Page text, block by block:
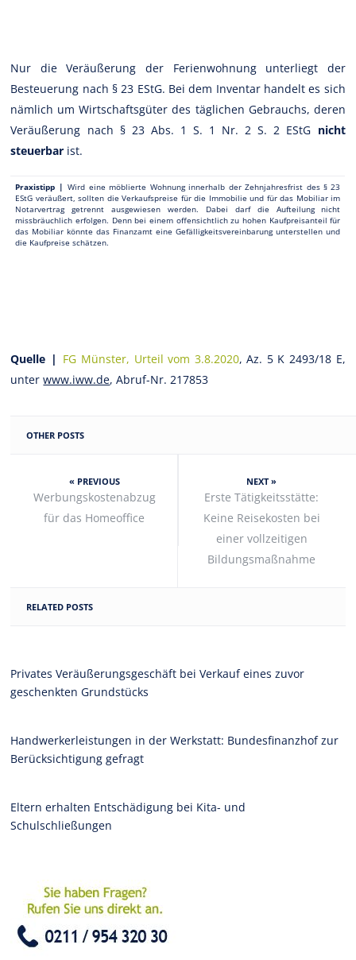
Nur die Veräußerung der Ferienwohnung unterliegt der
Besteuerung nach § 23 EStG. Bei dem Inventar handelt es sich
nämlich um Wirtschaftsgüter des täglichen Gebrauchs, deren
Veräußerung nach § 23 Abs. 1 S. 1 Nr. 2 S. 2 EStG nicht
steuerbar ist.
Praxistipp | Wird eine möblierte Wohnung innerhalb der Zehnjahresfrist des § 23
EStG veräußert, sollten die Verkaufspreise für die Immobilie und für das Mobiliar im
Notarvertrag getrennt ausgewiesen werden. Dabei darf die Aufteilung nicht
missbräuchlich erfolgen. Denn bei einem offensichtlich zu hohen Kaufpreisanteil für
das Mobiliar könnte das Finanzamt eine Gefälligkeitsvereinbarung unterstellen und
die Kaufpreise schätzen.
Quelle | FG Münster, Urteil vom 3.8.2020, Az. 5 K 2493/18 E,
unterwww.iww.de, Abruf-Nr. 217853
OTHER POSTS
« PREVIOUS
Werbungskostenabzug
für das Homeoffice
NEXT »
Erste Tätigkeitsstätte:
Keine Reisekosten bei
einer vollzeitigen
Bildungsmaßnahme
RELATED POSTS
Privates Veräußerungsgeschäft bei Verkauf eines zuvor
geschenkten Grundstücks
Handwerkerleistungen in der Werkstatt: Bundesfinanzhof zur
Berücksichtigung gefragt
Eltern erhalten Entschädigung bei Kita- und
Schulschließungen